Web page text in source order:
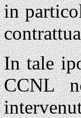
in
In tale
CCNL